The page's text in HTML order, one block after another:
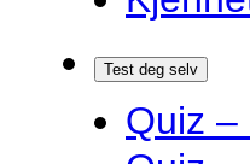
Test deg selv
Quiz